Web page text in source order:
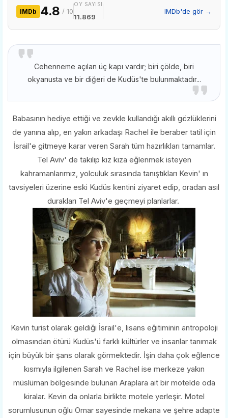
IMDb 4.8 / 10
OY SAYISI
11.869
IMDb'de gör →
Cehenneme açılan üç kapı vardır; biri çölde, biri
okyanusta ve bir diğeri de Kudüs'te bulunmaktadır...
Babasının hediye ettiği ve zevkle kullandığı akıllı gözlüklerini
de yanına alıp, en yakın arkadaşı Rachel ile beraber tatil için
İsrail'e gitmeye karar veren Sarah tüm hazırlıkları tamamlar.
Tel Aviv' de takılıp kız kıza eğlenmek isteyen
kahramanlarımız, yolculuk sırasında tanıştıkları Kevin' ın
tavsiyeleri üzerine eski Kudüs kentini ziyaret edip, oradan asıl
durakları Tel Aviv'e geçmeyi planlarlar.
Kevin turist olarak geldiği İsrail'e, lisans eğitiminin antropoloji
olmasından ötürü Kudüs'ü farklı kültürler ve insanlar tanımak
için büyük bir şans olarak görmektedir. İşin daha çok eğlence
kısmıyla ilgilenen Sarah ve Rachel ise merkeze yakın
müslüman bölgesinde bulunan Araplara ait bir motelde oda
kiralar. Kevin da onlarla birlikte motele yerleşir. Motel
sorumlusunun oğlu Omar sayesinde mekana ve şehre adapte